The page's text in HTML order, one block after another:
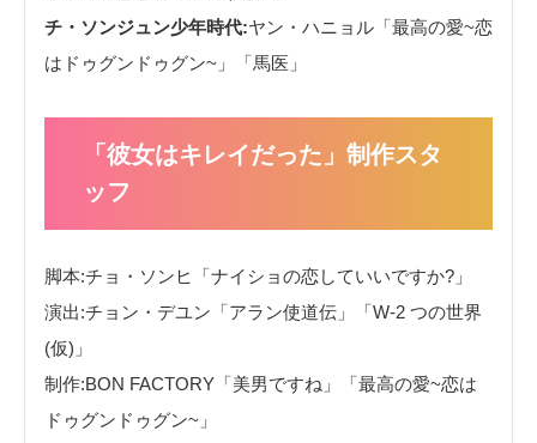
チ・ソンジュン少年時代:ヤン・ハニョル「最高の愛~恋
はドゥグンドゥグン~」「馬医」
「彼女はキレイだった」制作スタ
ッフ
脚本:チョ・ソンヒ「ナイショの恋していいですか?」
演出:チョン・デユン「アラン使道伝」「W‐2 つの世界
(仮)」
制作:BON FACTORY「美男ですね」「最高の愛~恋は
ドゥグンドゥグン~」